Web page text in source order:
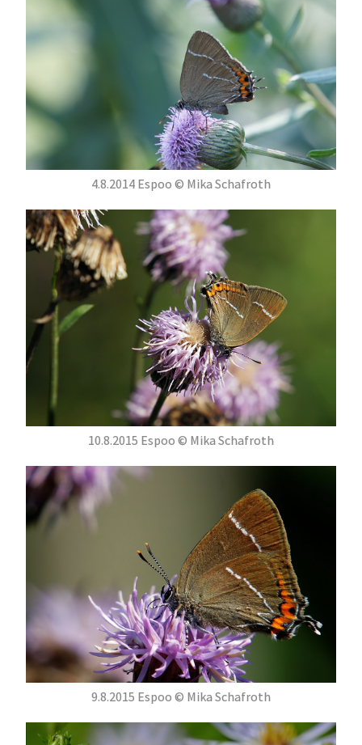
4.8.2014 Espoo © Mika Schafroth
10.8.2015 Espoo © Mika Schafroth
9.8.2015 Espoo © Mika Schafroth